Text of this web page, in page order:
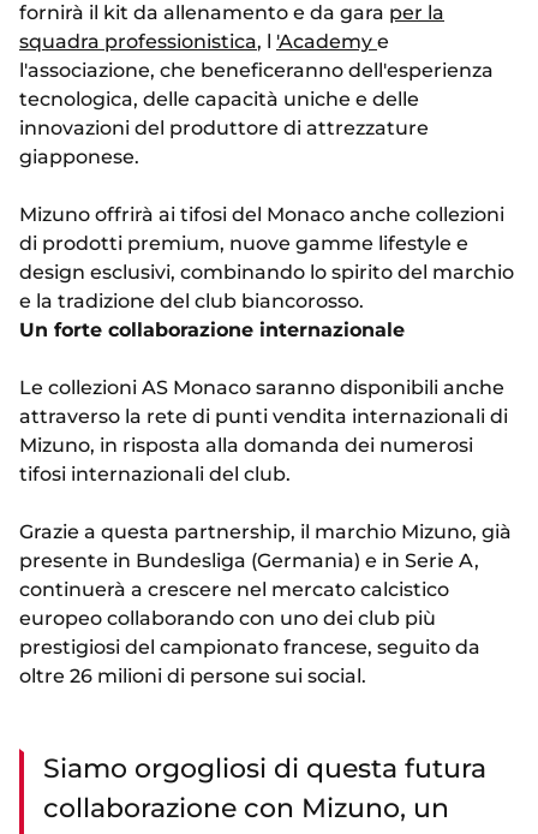
fornirà il kit da allenamento e da gara per la
squadra professionistica, l 'Academy e
l'associazione, che beneficeranno dell'esperienza
tecnologica, delle capacità uniche e delle
innovazioni del produttore di attrezzature
giapponese.
Mizuno offrirà ai tifosi del Monaco anche collezioni
di prodotti premium, nuove gamme lifestyle e
design esclusivi, combinando lo spirito del marchio
e la tradizione del club biancorosso.
Un forte collaborazione internazionale
Le collezioni AS Monaco saranno disponibili anche
attraverso la rete di punti vendita internazionali di
Mizuno, in risposta alla domanda dei numerosi
tifosi internazionali del club.
Grazie a questa partnership, il marchio Mizuno, già
presente in Bundesliga (Germania) e in Serie A,
continuerà a crescere nel mercato calcistico
europeo collaborando con uno dei club più
prestigiosi del campionato francese, seguito da
oltre 26 milioni di persone sui social.
Siamo orgogliosi di questa futura
collaborazione con Mizuno, un